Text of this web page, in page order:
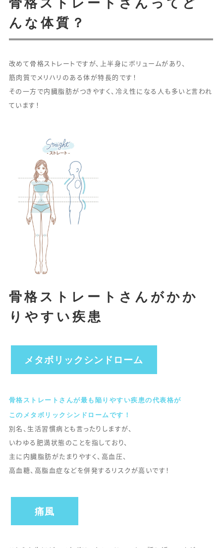
んな体質？
改めて骨格ストレートですが、上半身にボリュームがあり、
筋肉質でメリハリのある体が特長的です！
その一方で内臓脂肪がつきやすく、冷え性になる人も多いと言われ
ています！
骨格ストレートさんがかか
りやすい疾患
メタボリックシンドローム
骨格ストレートさんが最も陥りやすい疾患の代表格が
このメタボリックシンドロームです！
別名、生活習慣病とも言ったりしますが、
いわゆる肥満状態のことを指しており、
主に内臓脂肪がたまりやすく、高血圧、
高血糖、高脂血症などを併発するリスクが高いです！
痛風